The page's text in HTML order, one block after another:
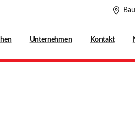
Unternehmen Kontakt